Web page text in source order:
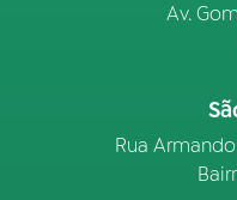
Av.
Rua